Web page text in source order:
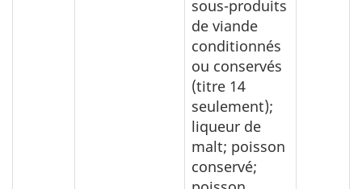
sous-produits
de viande
conditionnés
ou conservés
(titre 14
seulement);
liqueur de
malt; poisson
conservé;